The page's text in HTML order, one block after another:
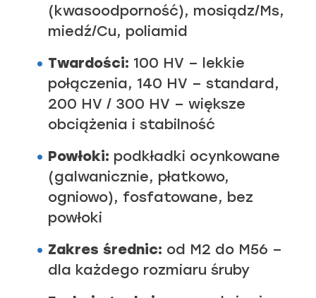
(kwasoodporność), mosiądz/Ms,
miedź/Cu, poliamid
Twardości: 100 HV – lekkie
połączenia, 140 HV – standard,
200 HV / 300 HV – większe
obciążenia i stabilność
Powłoki: podkładki ocynkowane
(galwanicznie, płatkowo,
ogniowo), fosfatowane, bez
powłoki
Zakres średnic: od M2 do M56 –
dla każdego rozmiaru śruby